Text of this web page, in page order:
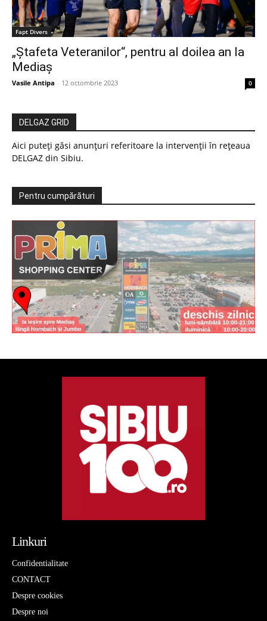
Fapt Divers
„Ștafeta Veteranilor“, pentru al doilea an la
Mediaș
Vasile Antipa - 12 octombrie 2023 0
DELGAZ GRID
Aici puteți găsi anunțuri referitoare la intervenții în rețeaua
DELGAZ din Sibiu.
Pentru cumpărături
Linkuri
Confidentialitate
CONTACT
Despre cookies
Despre noi